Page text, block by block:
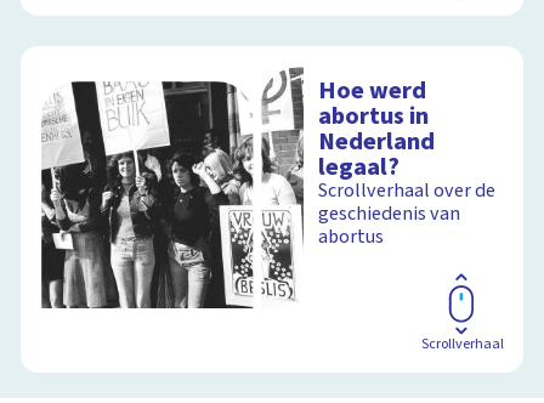
Hoe werd
abortus in
Nederland
legaal?
Scrollverhaal over de
geschiedenis van
abortus
Scrollverhaal